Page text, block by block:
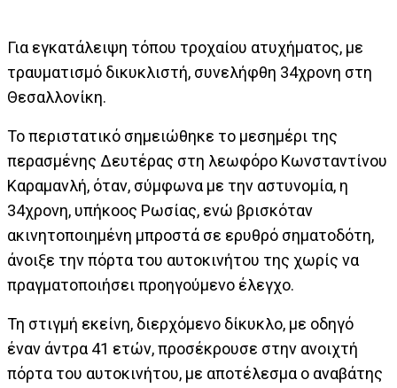
Για εγκατάλειψη τόπου τροχαίου ατυχήματος, με
τραυματισμό δικυκλιστή, συνελήφθη 34χρονη στη
Θεσαλλονίκη.
Το περιστατικό σημειώθηκε το μεσημέρι της
περασμένης Δευτέρας στη λεωφόρο Κωνσταντίνου
Καραμανλή, όταν, σύμφωνα με την αστυνομία, η
34χρονη, υπήκοος Ρωσίας, ενώ βρισκόταν
ακινητοποιημένη μπροστά σε ερυθρό σηματοδότη,
άνοιξε την πόρτα του αυτοκινήτου της χωρίς να
πραγματοποιήσει προηγούμενο έλεγχο.
Τη στιγμή εκείνη, διερχόμενο δίκυκλο, με οδηγό
έναν άντρα 41 ετών, προσέκρουσε στην ανοιχτή
πόρτα του αυτοκινήτου, με αποτέλεσμα ο αναβάτης